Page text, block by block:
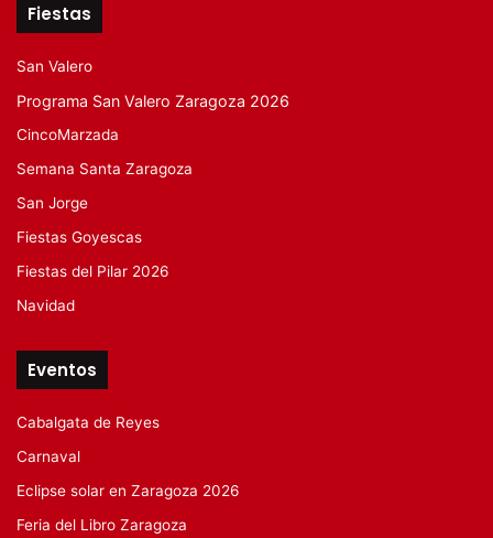
Fiestas
San Valero
Programa San Valero Zaragoza 2026
CincoMarzada
Semana Santa Zaragoza
San Jorge
Fiestas Goyescas
Fiestas del Pilar 2026
Navidad
Eventos
Cabalgata de Reyes
Carnaval
Eclipse solar en Zaragoza 2026
Feria del Libro Zaragoza